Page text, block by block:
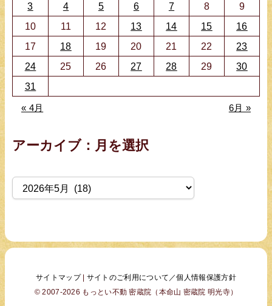
3
4 5 6 7 8
9
10
11 12 13 14 15
16
17
18 19 20 21 22
23
24
25 26 27 28 29
30
31
« 4月 6月 »
アーカイブ：月を選択
ー
ブ
サイトマップ| サイトのご利用について／個人情報保護方針
© 2007-2026 もっとい不動 密蔵院（本命山 密蔵院 明光寺）